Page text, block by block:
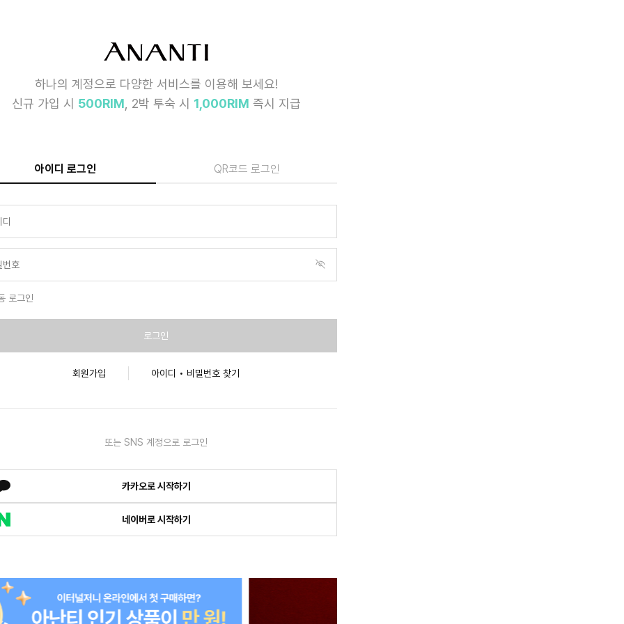
하나의 계정으로 다양한 서비스를 이용해 보세요!
신규 가입 시 500RIM, 2박 투숙 시 1,000RIM 즉시 지급
아이디 로그인 QR코드 로그인
로그인
로그인
회원가입 아이디 • 비밀번호 찾기
또는 SNS 계정으로 로그인
카카오로 시작하기
네이버로 시작하기